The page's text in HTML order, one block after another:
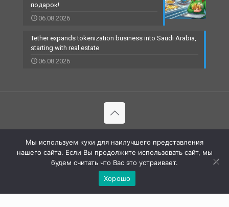
подарок!
06.08.2026
Tether expands tokenization business into Saudi Arabia,
starting with real estate
06.08.2026
технологии | All Rights Reserved |
Мы используем куки для наилучшего представления
нашего сайта. Если Вы продолжите использовать сайт, мы
будем считать что Вас это устраивает.
Хорошо